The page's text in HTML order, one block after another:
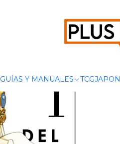
GUÍAS Y MANUALES TCGJAPON